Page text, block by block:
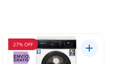
27% OFF